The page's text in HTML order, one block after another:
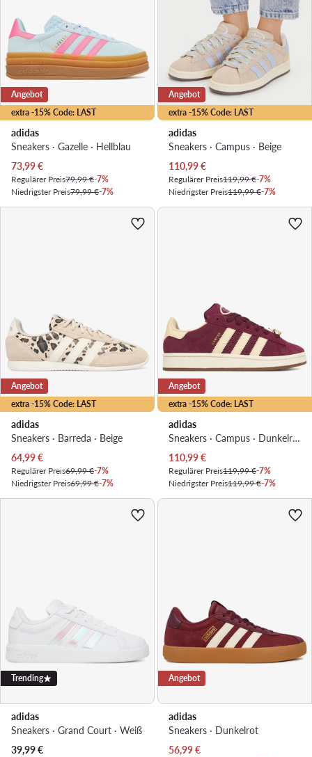
extra -15% Code: LAST
Angebot
adidas
Sneakers · Gazelle · Hellblau
Aktueller Preis
73,99€
Regulärer Preis79,99 €-7%
Niedrigster Preis79,99 €-7%
extra -15% Code: LAST
Angebot
adidas
Sneakers · Campus · Beige
Aktueller Preis
110,99€
Regulärer Preis119,99 €-7%
Niedrigster Preis119,99 €-7%
extra -15% Code: LAST
Angebot
adidas
Sneakers · Barreda · Beige
Aktueller Preis
64,99€
Regulärer Preis69,99 €-7%
Niedrigster Preis69,99 €-7%
extra -15% Code: LAST
Angebot
adidas
Sneakers · Campus · Dunkelrot
Aktueller Preis
110,99€
Regulärer Preis119,99 €-7%
Niedrigster Preis119,99 €-7%
Trending
adidas
Sneakers · Grand Court · Weiß
39,99€
Angebot
adidas
Sneakers · Dunkelrot
Aktueller Preis
56,99€